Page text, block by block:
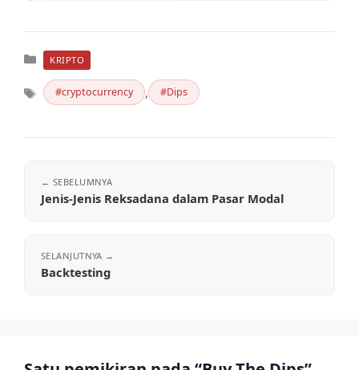
Kategori
KRIPTO
Tag cryptocurrency , Dips
Jenis-Jenis Reksadana dalam Pasar Modal
Backtesting